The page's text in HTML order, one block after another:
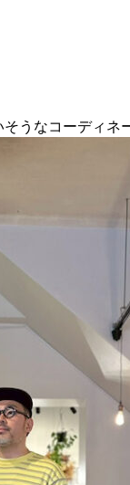
うなコーディネ